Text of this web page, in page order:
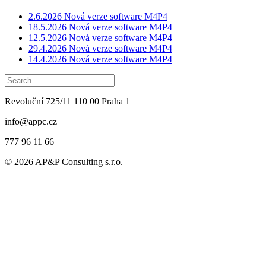
2.6.2026 Nová verze software M4P4
18.5.2026 Nová verze software M4P4
12.5.2026 Nová verze software M4P4
29.4.2026 Nová verze software M4P4
14.4.2026 Nová verze software M4P4
Search
for:
Revoluční 725/11 110 00 Praha 1
info@appc.cz
777 96 11 66
© 2026 AP&P Consulting s.r.o.